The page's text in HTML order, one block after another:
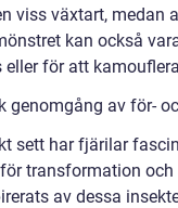
viss växtart, medan
kan också
eller för att
genomgång av för-
sett har fjärilar
transformation
av dessa